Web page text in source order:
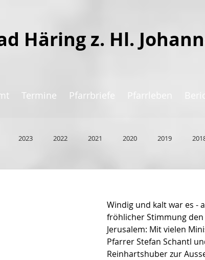
Häring z. Hl.
Termine Pfarrbriefe Pfarrleben
2023 2022 2021 2020 2019
Windig und kalt war es -
fröhlicher Stimmung den
Jerusalem: Mit vielen
Pfarrer Stefan Schantl
Reinhartshuber zur